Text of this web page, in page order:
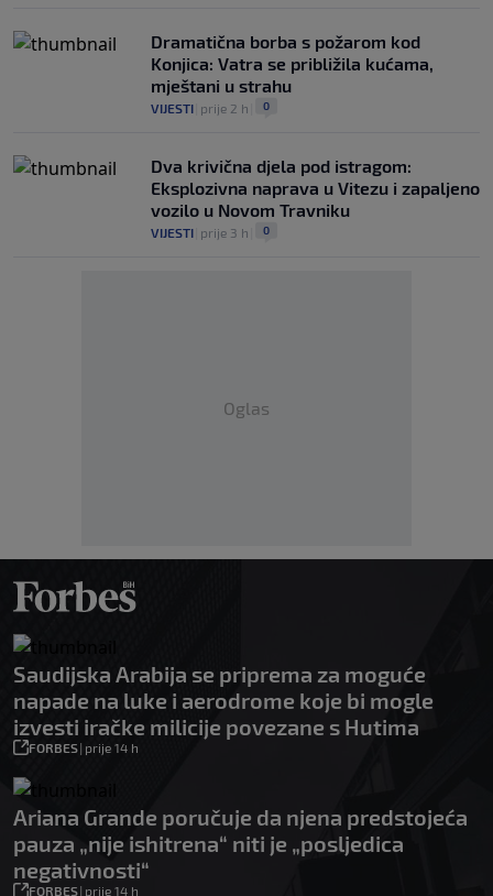
Dramatična borba s požarom kod
Konjica: Vatra se približila kućama,
mještani u strahu
VIJESTI prije 2 h 0
Dva krivična djela pod istragom:
Eksplozivna naprava u Vitezu i zapaljeno
vozilo u Novom Travniku
VIJESTI prije 3 h 0
Oglas
Saudijska Arabija se priprema za moguće
napade na luke i aerodrome koje bi mogle
izvesti iračke milicije povezane s Hutima
FORBES| prije 14 h
Ariana Grande poručuje da njena predstojeća
pauza „nije ishitrena“ niti je „posljedica
negativnosti“
FORBES| prije 14 h